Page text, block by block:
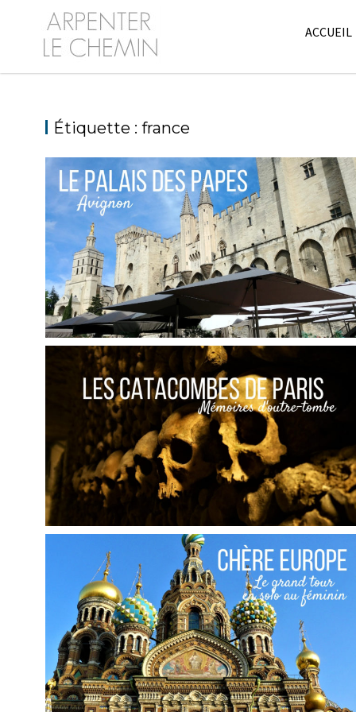
ACCUEIL
Étiquette : france
FRANCE // LE PALAIS DES PAPES À AVIGNON
Audrey Blog,Europe
FRANCE // LES CATACOMBES DE PARIS, VISITE
D’OUTRE-TOMBE
Audrey Blog ,Europe